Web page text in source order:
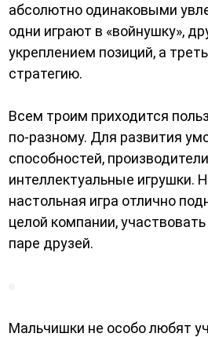
абсолютно одинаковыми
одни играют в «войнушку»,
укреплением позиций, а
стратегию.
Всем троим приходится
по-разному. Для развития
способностей,
интеллектуальные игрушки.
настольная игра отлично
целой компании,
паре друзей.
Мальчишки не особо любят